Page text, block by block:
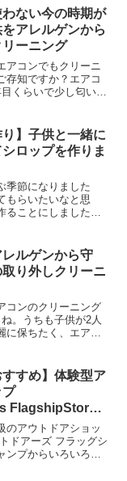
1人でも遊べるもの
せばできるもの、一
ご紹介します。
わない今の時期が
アレルゲンから
ーニング
アコンでもクリーニ
存知ですか？エアコ
くらいで少し匂いが
するクリーニングを
り】子供と一緒に
ロップを作りま
季節になりました
もらいたいなと思
ることにしました。
レルゲンから守
り外しクリーニ
コンのクリーニング
。うちも子供が2人
に保ちたく、エアコ
すすめ】体験型ア
プ
FlagshipStore
のアウトドアショッ
ドアーズ フラッグシ
ンプからいろいろな